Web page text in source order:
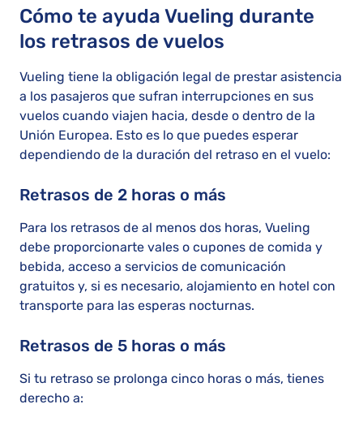
Cómo te ayuda Vueling durante
los retrasos de vuelos
Vueling tiene la obligación legal de prestar asistencia
a los pasajeros que sufran interrupciones en sus
vuelos cuando viajen hacia, desde o dentro de la
Unión Europea. Esto es lo que puedes esperar
dependiendo de la duración del retraso en el vuelo:
Retrasos de 2 horas o más
Para los retrasos de al menos dos horas, Vueling
debe proporcionarte vales o cupones de comida y
bebida, acceso a servicios de comunicación
gratuitos y, si es necesario, alojamiento en hotel con
transporte para las esperas nocturnas.
Retrasos de 5 horas o más
Si tu retraso se prolonga cinco horas o más, tienes
derecho a: